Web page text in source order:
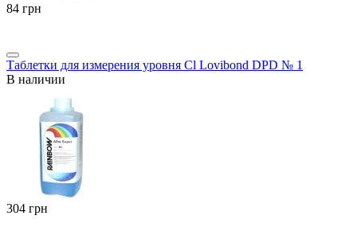
‍84‍ грн
Таблетки для измерения уровня Cl Lovibond DPD № 1
В наличии
‍304‍ грн